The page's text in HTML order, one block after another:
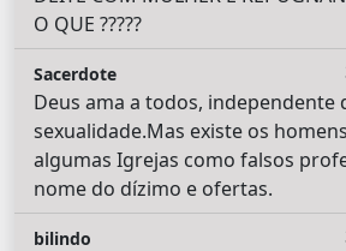
O QUE ?????
Sacerdote
Deus ama a todos, independente
sexualidade.Mas existe os
algumas Igrejas como falsos
nome do dízimo e ofertas.
bilindo